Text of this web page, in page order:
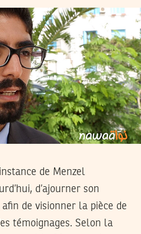
de Menzel
d’ajourner son
de visionner la pièce de
témoignages. Selon la